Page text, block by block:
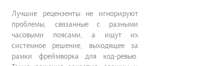
Лучшие рецензенты не игнорируют
проблемы, связанные с разными
часовыми поясами, а ищут их
системное решение, выходящее за
рамки фреймворка для код-ревью.